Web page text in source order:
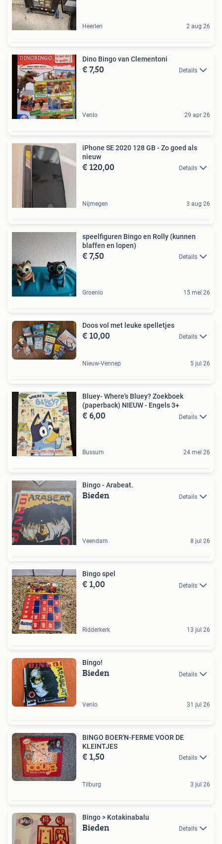
Heerlen 2 aug 26
Dino Bingo van Clementoni
€ 7,50 Details
Venlo 29 apr 26
iPhone SE 2020 128 GB - Zo goed als
nieuw
€ 120,00 Details
Nijmegen 3 aug 26
speelfiguren Bingo en Rolly (kunnen
blaffen en lopen)
€ 7,50 Details
Groenlo 15 mei 26
Doos vol met leuke spelletjes
€ 10,00 Details
Nieuw-Vennep 5 jul 26
Bluey- Where's Bluey? Zoekboek
(paperback) NIEUW - Engels 3+
€ 6,00 Details
Bussum 24 mei 26
Bingo - Arabeat.
Bieden Details
Veendam 8 jul 26
Bingo spel
€ 1,00 Details
Ridderkerk 13 jul 26
Bingo!
Bieden Details
Venlo 31 jul 26
BINGO BOER'N-FERME VOOR DE
KLEINTJES
€ 1,50 Details
Tilburg 3 jul 26
Bingo > Kotakinabalu
Bieden Details